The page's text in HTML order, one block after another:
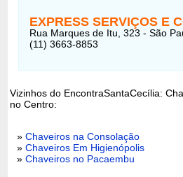
EXPRESS SERVIÇOS E
Rua Marques de Itu, 323 - São
(11) 3663-8853
Vizinhos do EncontraSantaCecília:
no Centro:
»Chaveiros na Consolação
»Chaveiros Em Higienópolis
»Chaveiros no Pacaembu